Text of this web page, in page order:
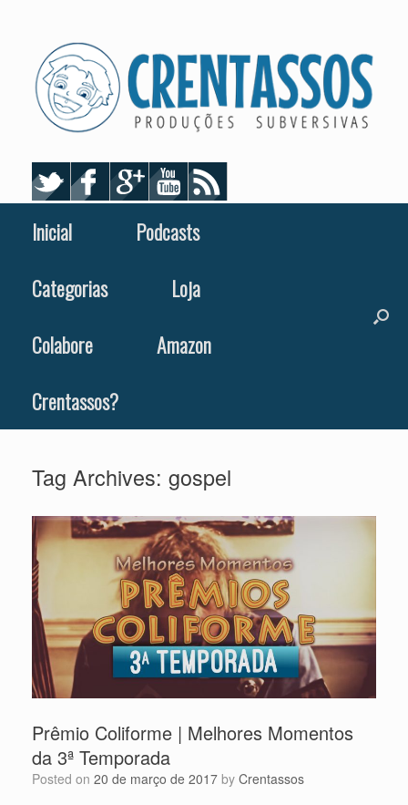
Inicial
Podcasts
Categorias
Loja
Colabore
Amazon
Crentassos?
Tag Archives: gospel
Prêmio Coliforme | Melhores Momentos
da 3ª Temporada
Posted on 20 de março de 2017 by Crentassos